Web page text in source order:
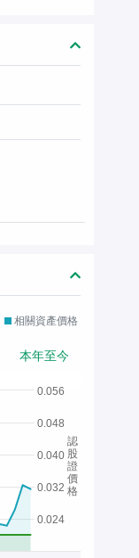
相關資產價格
本年至今
0.040
0.024
0.032
0.048
0.056
認
股
證
價
格